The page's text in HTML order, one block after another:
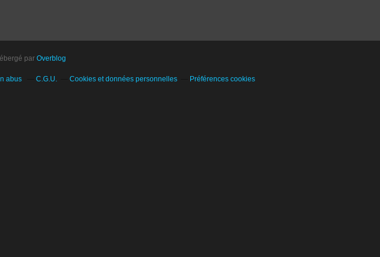
par Overblog
abus C.G.U. Cookies et données personnelles Préférences cookies